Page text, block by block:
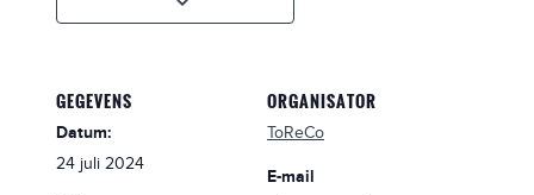
GEGEVENS
Datum:
24 juli 2024
ORGANISATOR
ToReCo
E-mail